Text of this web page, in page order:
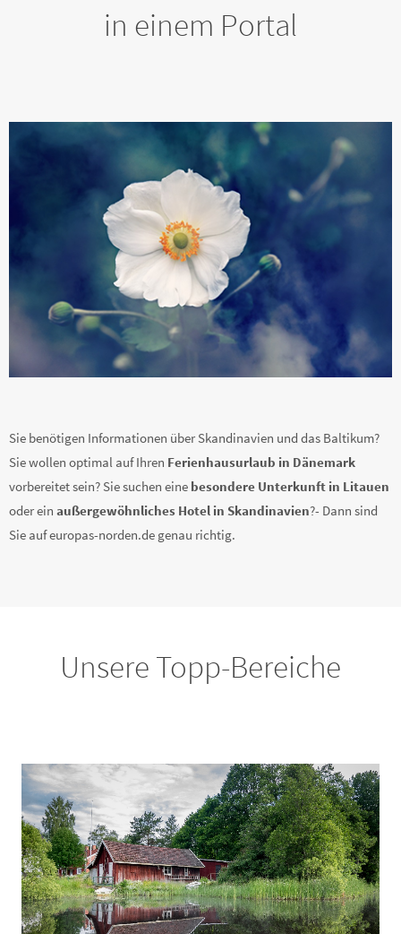
in einem Portal
Sie benötigen Informationen über Skandinavien und das Baltikum?
Sie wollen optimal auf Ihren Ferienhausurlaub in Dänemark
vorbereitet sein? Sie suchen eine besondere Unterkunft in Litauen
oder ein außergewöhnliches Hotel in Skandinavien?- Dann sind
Sie auf europas-norden.de genau richtig.
Unsere Topp-Bereiche